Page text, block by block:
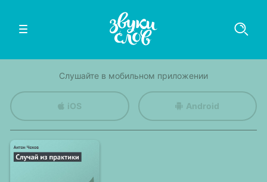
Слушайте в мобильном приложении
iOS Android